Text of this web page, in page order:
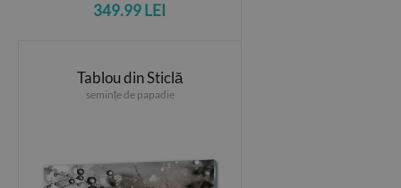
349.99 LEI
Tablou din Sticlă
semințe de papadie